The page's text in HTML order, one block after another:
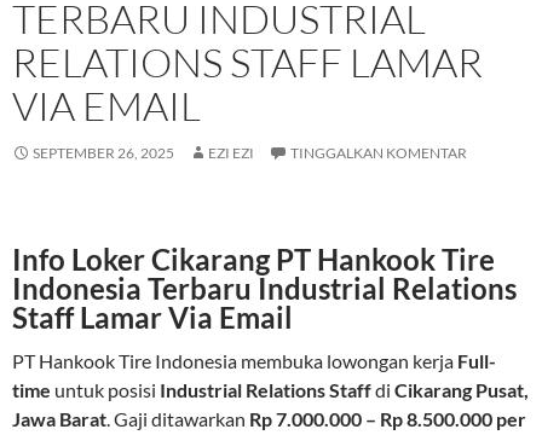
TERBARU INDUSTRIAL
RELATIONS STAFF LAMAR
VIA EMAIL
SEPTEMBER 26, 2025 EZI EZI TINGGALKAN KOMENTAR
Info Loker Cikarang PT Hankook Tire
Indonesia Terbaru Industrial Relations
Staff Lamar Via Email
PT Hankook Tire Indonesia membuka lowongan kerja Full-
time untuk posisi Industrial Relations Staffdi Cikarang Pusat,
Jawa Barat. Gaji ditawarkan Rp 7.000.000 – Rp 8.500.000 per